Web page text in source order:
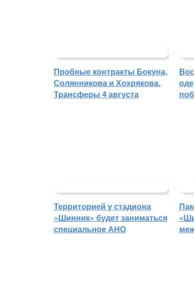
Пробные контракты Бокуна,
Солянникова и Хохрякова.
Трансферы 4 августа
Территорией у стадиона
«Шинник» будет заниматься
специальное АНО